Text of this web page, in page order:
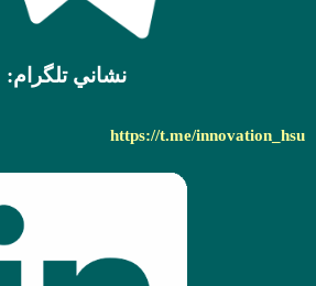
نشاني تلگرام:
https://t.me/innovation_hsu